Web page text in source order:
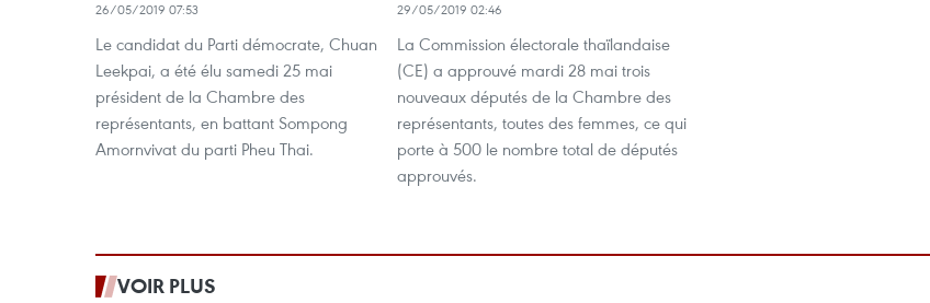
26/05/2019 07:53
Le candidat du Parti démocrate, Chuan
Leekpai, a été élu samedi 25 mai
président de la Chambre des
représentants, en battant Sompong
Amornvivat du parti Pheu Thai.
29/05/2019 02:46
La Commission électorale thaïlandaise
(CE) a approuvé mardi 28 mai trois
nouveaux députés de la Chambre des
représentants, toutes des femmes, ce qui
porte à 500 le nombre total de députés
approuvés.
VOIR PLUS